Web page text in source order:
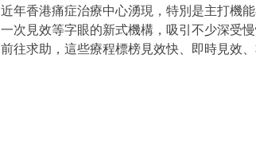
近年香港痛症治療中心湧現，特別是主打機能
一次見效等字眼的新式機構，吸引不少深受
前往求助，這些療程標榜見效快、即時見效